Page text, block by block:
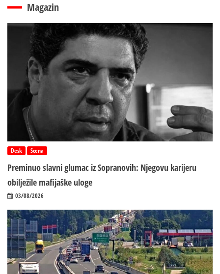
Magazin
Desk Scena
Preminuo slavni glumac iz Sopranovih: Njegovu karijeru
obilježile mafijaške uloge
03/08/2026